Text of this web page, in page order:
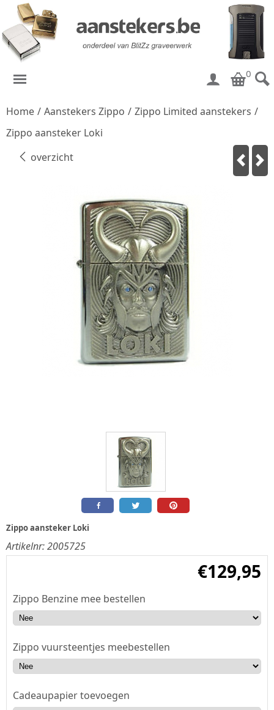
0
Home / Aanstekers Zippo / Zippo Limited aanstekers /
Zippo aansteker Loki
overzicht
Zippo aansteker Loki
Artikelnr:2005725
€129,95
Zippo Benzine mee bestellen
Zippo vuursteentjes meebestellen
Cadeaupapier toevoegen